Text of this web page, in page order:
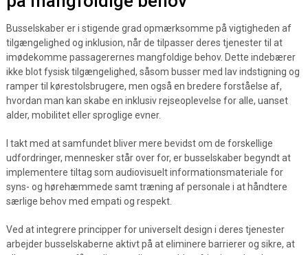
Busselskaber er i stigende grad opmærksomme på vigtigheden af
tilgængelighed og inklusion, når de tilpasser deres tjenester til at
imødekomme passagerernes mangfoldige behov. Dette indebærer
ikke blot fysisk tilgængelighed, såsom busser med lav indstigning og
ramper til kørestolsbrugere, men også en bredere forståelse af,
hvordan man kan skabe en inklusiv rejseoplevelse for alle, uanset
alder, mobilitet eller sproglige evner.
I takt med at samfundet bliver mere bevidst om de forskellige
udfordringer, mennesker står over for, er busselskaber begyndt at
implementere tiltag som audiovisuelt informationsmateriale for
syns- og hørehæmmede samt træning af personale i at håndtere
særlige behov med empati og respekt.
Ved at integrere principper for universelt design i deres tjenester
arbejder busselskaberne aktivt på at eliminere barrierer og sikre, at